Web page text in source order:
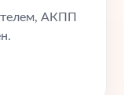
АКПП